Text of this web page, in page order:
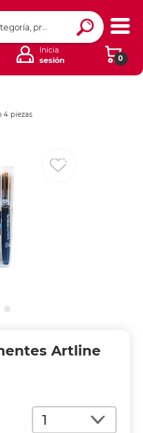
0
Inicia
sesión
4 piezas
Artline
Cantidad
Ingresar Codigo